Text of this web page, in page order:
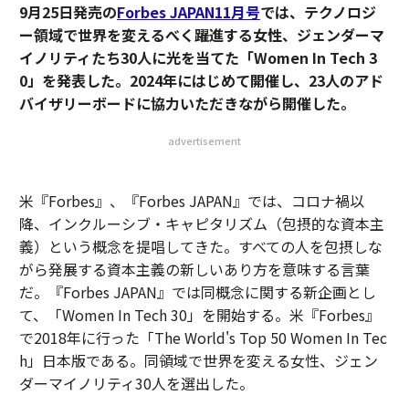
9月25日発売のForbes JAPAN11月号では、テクノロジ
ー領域で世界を変えるべく躍進する女性、ジェンダーマ
イノリティたち30人に光を当てた「Women In Tech 3
0」を発表した。2024年にはじめて開催し、23人のアド
バイザリーボードに協力いただきながら開催した。
advertisement
米『Forbes』、『Forbes JAPAN』では、コロナ禍以
降、インクルーシブ・キャピタリズム（包摂的な資本主
義）という概念を提唱してきた。すべての人を包摂しな
がら発展する資本主義の新しいあり方を意味する言葉
だ。『Forbes JAPAN』では同概念に関する新企画とし
て、「Women In Tech 30」を開始する。米『Forbes』
で2018年に行った「The World's Top 50 Women In Tec
h」日本版である。同領域で世界を変える女性、ジェン
ダーマイノリティ30人を選出した。